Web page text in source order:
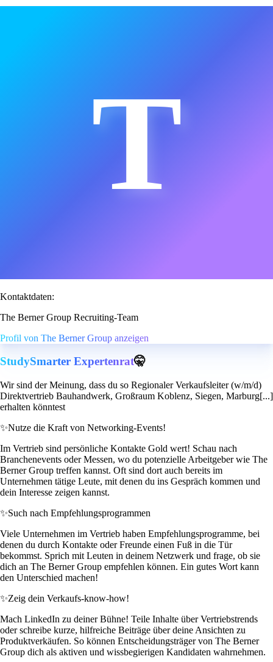
T
Kontaktdaten:
The Berner Group Recruiting-Team
Profil von The Berner Group anzeigen
StudySmarter Expertenrat🤫
Wir sind der Meinung, dass du so Regionaler Verkaufsleiter (w/m/d)
Direktvertrieb Bauhandwerk, Großraum Koblenz, Siegen, Marburg[...]
erhalten könntest
✨Nutze die Kraft von Networking-Events!
Im Vertrieb sind persönliche Kontakte Gold wert! Schau nach
Branchenevents oder Messen, wo du potenzielle Arbeitgeber wie The
Berner Group treffen kannst. Oft sind dort auch bereits im
Unternehmen tätige Leute, mit denen du ins Gespräch kommen und
dein Interesse zeigen kannst.
✨Such nach Empfehlungsprogrammen
Viele Unternehmen im Vertrieb haben Empfehlungsprogramme, bei
denen du durch Kontakte oder Freunde einen Fuß in die Tür
bekommst. Sprich mit Leuten in deinem Netzwerk und frage, ob sie
dich an The Berner Group empfehlen können. Ein gutes Wort kann
den Unterschied machen!
✨Zeig dein Verkaufs-know-how!
Mach LinkedIn zu deiner Bühne! Teile Inhalte über Vertriebstrends
oder schreibe kurze, hilfreiche Beiträge über deine Ansichten zu
Produktverkäufen. So können Entscheidungsträger von The Berner
Group dich als aktiven und wissbegierigen Kandidaten wahrnehmen.